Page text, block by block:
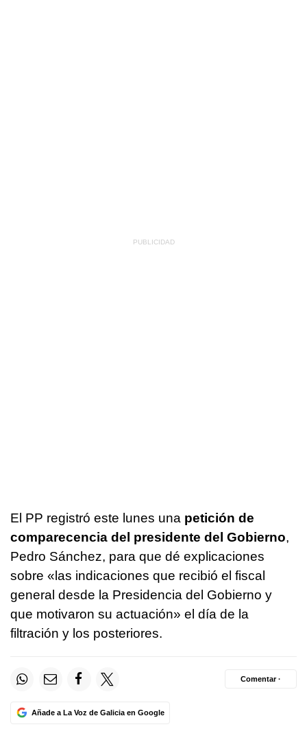
El PP registró este lunes una petición de
comparecencia del presidente del Gobierno,
Pedro Sánchez, para que dé explicaciones
sobre «las indicaciones que recibió el fiscal
general desde la Presidencia del Gobierno y
que motivaron su actuación» el día de la
filtración y los posteriores.
Añade a La Voz de Galicia en Google
Comentar ·